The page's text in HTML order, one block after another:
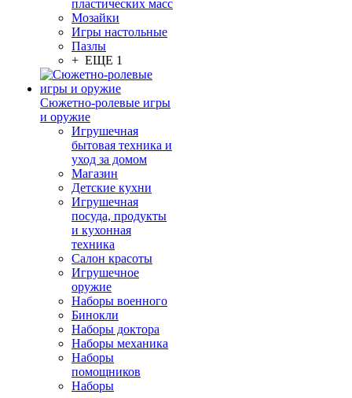
пластических масс
Мозайки
Игры настольные
Пазлы
+ ЕЩЕ 1
Сюжетно-ролевые игры
и оружие
Игрушечная
бытовая техника и
уход за домом
Магазин
Детские кухни
Игрушечная
посуда, продукты
и кухонная
техника
Салон красоты
Игрушечное
оружие
Наборы военного
Бинокли
Наборы доктора
Наборы механика
Наборы
помощников
Наборы